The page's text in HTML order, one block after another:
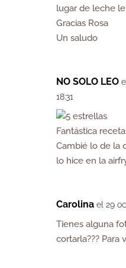
lugar de leche
Gracias Rosa
Un saludo
NO SOLO LEO
18:31
Fantástica
Cambié lo de la
lo hice en la
Carolina el 29
Tienes alguna
cortarla??? Para